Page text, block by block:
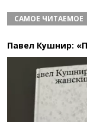
САМОЕ ЧИТАЕМОЕ
Павел Кушнир: